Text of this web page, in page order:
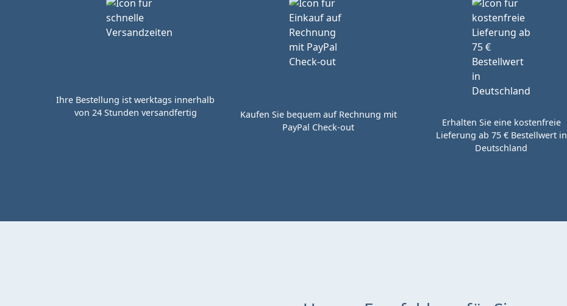
Ihre Bestellung ist werktags innerhalb
von 24 Stunden versandfertig
Kaufen Sie bequem auf Rechnung mit
PayPal Check-out
Erhalten Sie eine kostenfreie
Lieferung ab 75 € Bestellwert in
Deutschland